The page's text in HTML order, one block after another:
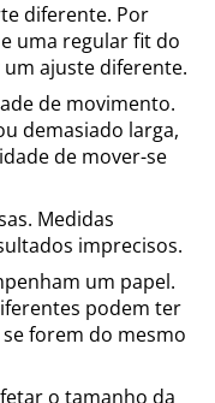
diferente. Por
uma regular fit do
ajuste diferente.
de movimento.
demasiado larga,
de mover-se
Medidas
imprecisos.
um papel.
podem ter
forem do mesmo
o tamanho da